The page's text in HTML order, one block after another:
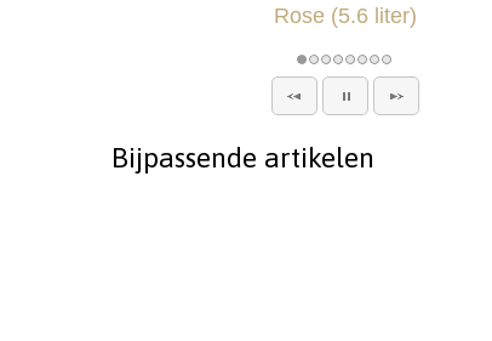
Bijpassende artikelen